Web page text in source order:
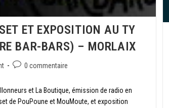
ET EXPOSITION AU TY
BAR-BARS) – MORLAIX
0 commentaire
et La Boutique, émission de radio en
de PouPoune et MouMoute, et exposition